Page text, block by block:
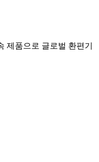
제품으로 글로벌 환편기